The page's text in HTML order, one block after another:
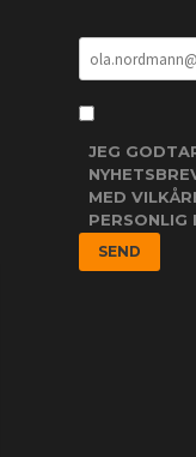
JEG
MED
PERSONLIG